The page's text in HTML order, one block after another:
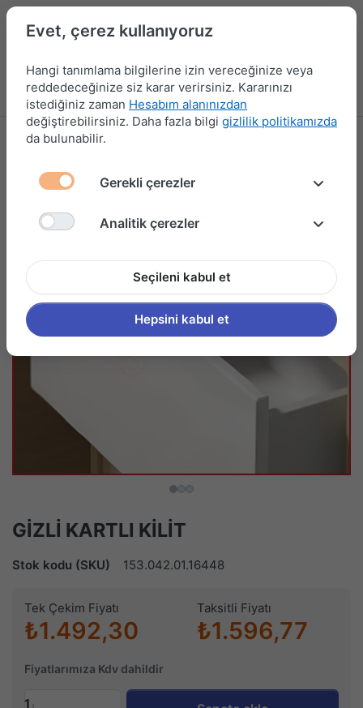
Menü Kampanyalar Yeni Ürünler Giriş yap
GİZLİ KARTLI KİLİT
Stok kodu (SKU) 153.042.01.16448
Tek Çekim Fiyatı
₺1.492,30
Taksitli Fiyatı
₺1.596,77
Fiyatlarımıza Kdv dahildir
1
Evet, çerez kullanıyoruz
Hangi tanımlama bilgilerine izin vereceğinize veya
reddedeceğinize siz karar verirsiniz. Kararınızı
istediğiniz zaman Hesabım alanınızdan
değiştirebilirsiniz. Daha fazla bilgi gizlilik politikamızda
da bulunabilir.
Gerekli çerezler
Analitik çerezler
Seçileni kabul et
Hepsini kabul et